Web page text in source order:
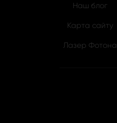
Наш блог
Карта сайту
Лазер Фотона